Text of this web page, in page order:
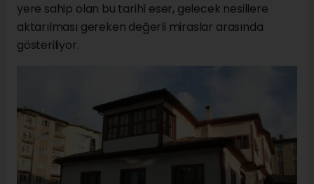
yere sahip olan bu tarihî eser, gelecek nesillere
aktarılması gereken değerli miraslar arasında
gösteriliyor.